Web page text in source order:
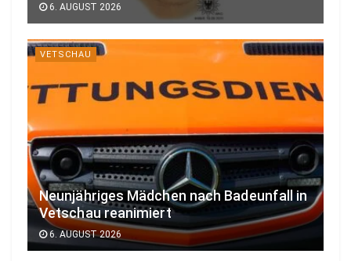
6. AUGUST 2026
VETSCHAU
Neunjähriges Mädchen nach Badeunfall in
Vetschau reanimiert
6. AUGUST 2026